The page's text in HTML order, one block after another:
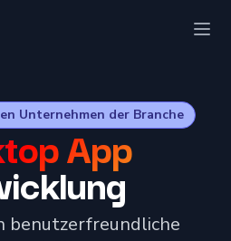
Unternehmen der Branche
App
benutzerfreundliche